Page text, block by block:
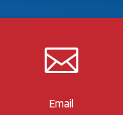

Email